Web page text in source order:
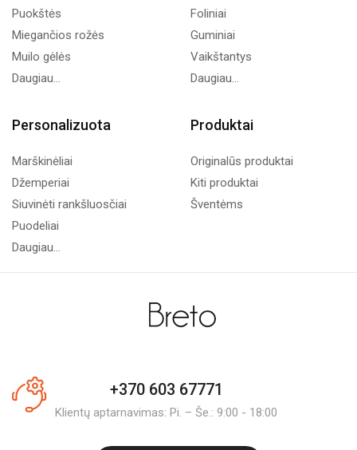
Puokštės
Miegančios rožės
Muilo gėlės
Daugiau...
Foliniai
Guminiai
Vaikštantys
Daugiau...
Personalizuota
Marškinėliai
Džemperiai
Siuvinėti rankšluosčiai
Puodeliai
Daugiau...
Produktai
Originalūs produktai
Kiti produktai
Šventėms
+370 603 67771
Klientų aptarnavimas: Pi. – Še.: 9:00 - 18:00